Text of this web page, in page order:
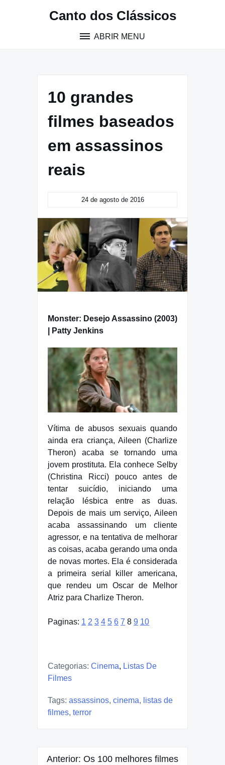
Canto dos Clássicos
ABRIR MENU
10 grandes
filmes baseados
em assassinos
reais
24 de agosto de 2016
Monster: Desejo Assassino (2003)
| Patty Jenkins
Vítima de abusos sexuais quando
ainda era criança, Aileen (Charlize
Theron) acaba se tornando uma
jovem prostituta. Ela conhece Selby
(Christina Ricci) pouco antes de
tentar suicídio, iniciando uma
relação lésbica entre as duas.
Depois de mais um serviço, Aileen
acaba assassinando um cliente
agressor, e na tentativa de melhorar
as coisas, acaba gerando uma onda
de novas mortes. Ela é considerada
a primeira serial killer americana,
que rendeu um Oscar de Melhor
Atriz para Charlize Theron.
Paginas: 1 2 3 4 5 6 7 8 9 10
Categorias: Cinema, Listas De
Filmes
Tags: assassinos, cinema, listas de
filmes, terror
Navegação
Anterior: Os 100 melhores filmes